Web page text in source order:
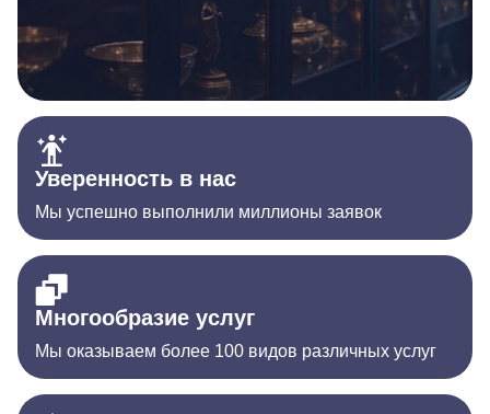
Уверенность в нас
Мы успешно выполнили миллионы заявок
Многообразие услуг
Мы оказываем более 100 видов различных услуг